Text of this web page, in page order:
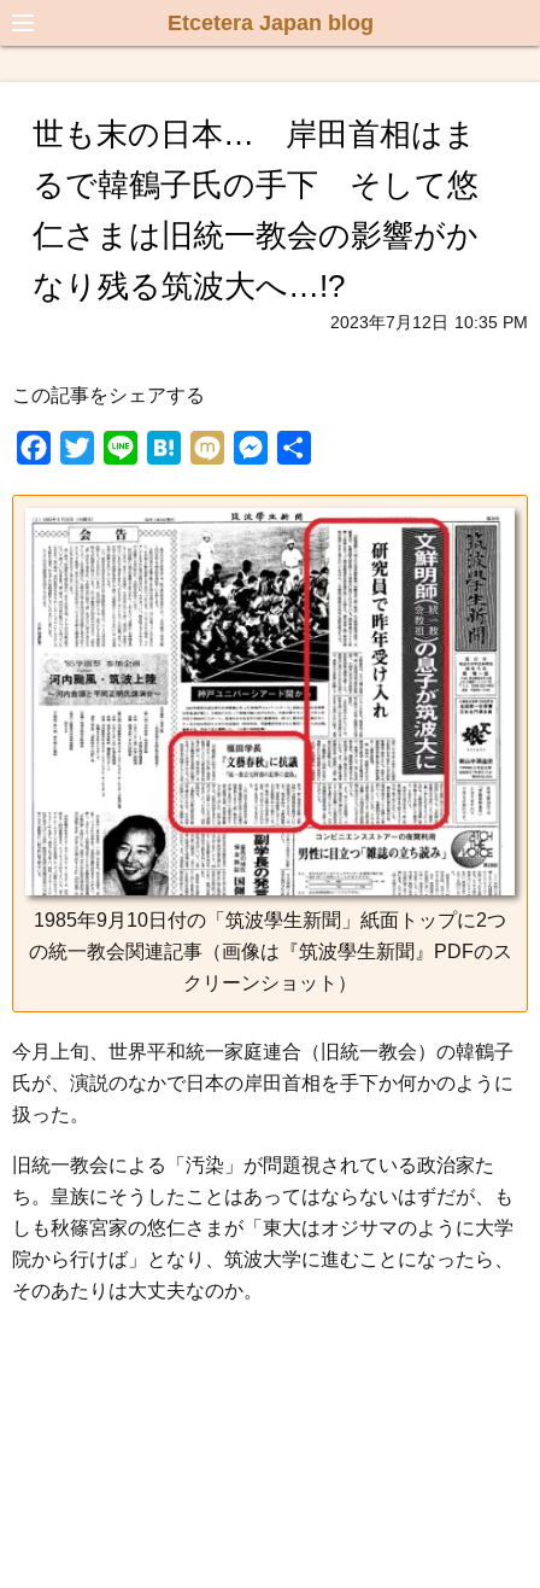
Etcetera Japan blog
世も末の日本… 岸田首相はま
るで韓鶴子氏の手下 そして悠
仁さまは旧統一教会の影響がか
なり残る筑波大へ…!?
2023年7月12日 10:35 PM
この記事をシェアする
c
e
b
o
o
k
i
t
t
e
r
n
e
H
t
e
n
a
M
x
i
s
s
e
n
g
e
r
1985年9月10日付の「筑波學生新聞」紙面トップに2つ
の統一教会関連記事（画像は『筑波學生新聞』PDFのス
クリーンショット）
今月上旬、世界平和統一家庭連合（旧統一教会）の韓鶴子
氏が、演説のなかで日本の岸田首相を手下か何かのように
扱った。
旧統一教会による「汚染」が問題視されている政治家た
ち。皇族にそうしたことはあってはならないはずだが、も
しも秋篠宮家の悠仁さまが「東大はオジサマのように大学
院から行けば」となり、筑波大学に進むことになったら、
そのあたりは大丈夫なのか。